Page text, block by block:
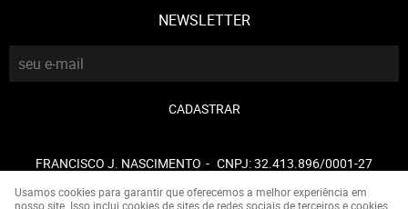
NEWSLETTER
CADASTRAR
FRANCISCO J. NASCIMENTO CNPJ: 32.413.896/0001-27
Usamos cookies para garantir que oferecemos a melhor experiência em
nosso site. Isso inclui cookies de sites de redes sociais de terceiros e cookies